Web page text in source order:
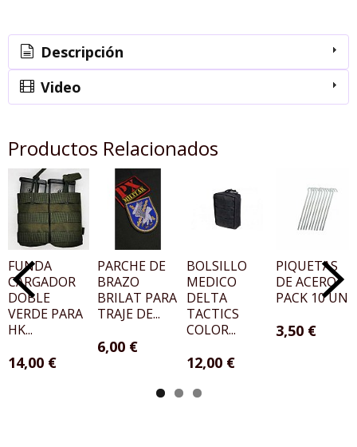
Descripción
Video
Productos Relacionados
FUNDA
CARGADOR
DOBLE
VERDE PARA
HK...
14,00 €
PARCHE DE
BRAZO
BRILAT PARA
TRAJE DE...
6,00 €
BOLSILLO
MEDICO
DELTA
TACTICS
COLOR...
12,00 €
PIQUETAS
DE ACERO
PACK 10 UNI.
3,50 €